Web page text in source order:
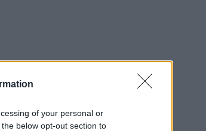
of your personal or
below opt-out section to